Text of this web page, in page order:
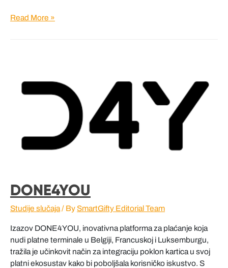
Z
Read More »
DONE4YOU
Studije slučaja/ BySmartGifty Editorial Team
Izazov DONE4YOU, inovativna platforma za plaćanje koja
nudi platne terminale u Belgiji, Francuskoj i Luksemburgu,
tražila je učinkovit način za integraciju poklon kartica u svoj
platni ekosustav kako bi poboljšala korisničko iskustvo. S